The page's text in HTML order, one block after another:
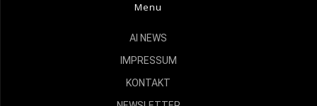
Menu
AI NEWS
IMPRESSUM
KONTAKT